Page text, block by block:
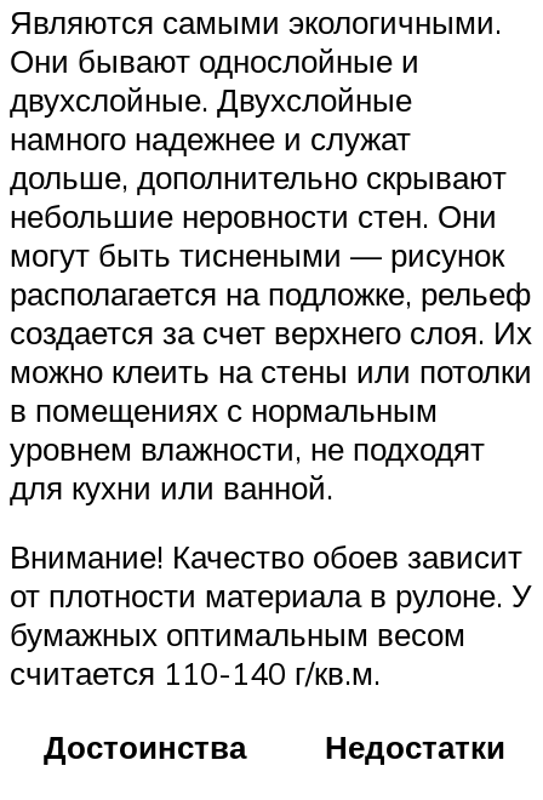
Являются самыми экологичными.
Они бывают однослойные и
двухслойные. Двухслойные
намного надежнее и служат
дольше, дополнительно скрывают
небольшие неровности стен. Они
могут быть тиснеными — рисунок
располагается на подложке, рельеф
создается за счет верхнего слоя. Их
можно клеить на стены или потолки
в помещениях с нормальным
уровнем влажности, не подходят
для кухни или ванной.
Внимание! Качество обоев зависит
от плотности материала в рулоне. У
бумажных оптимальным весом
считается 110-140 г/кв.м.
Достоинства
Недостатки